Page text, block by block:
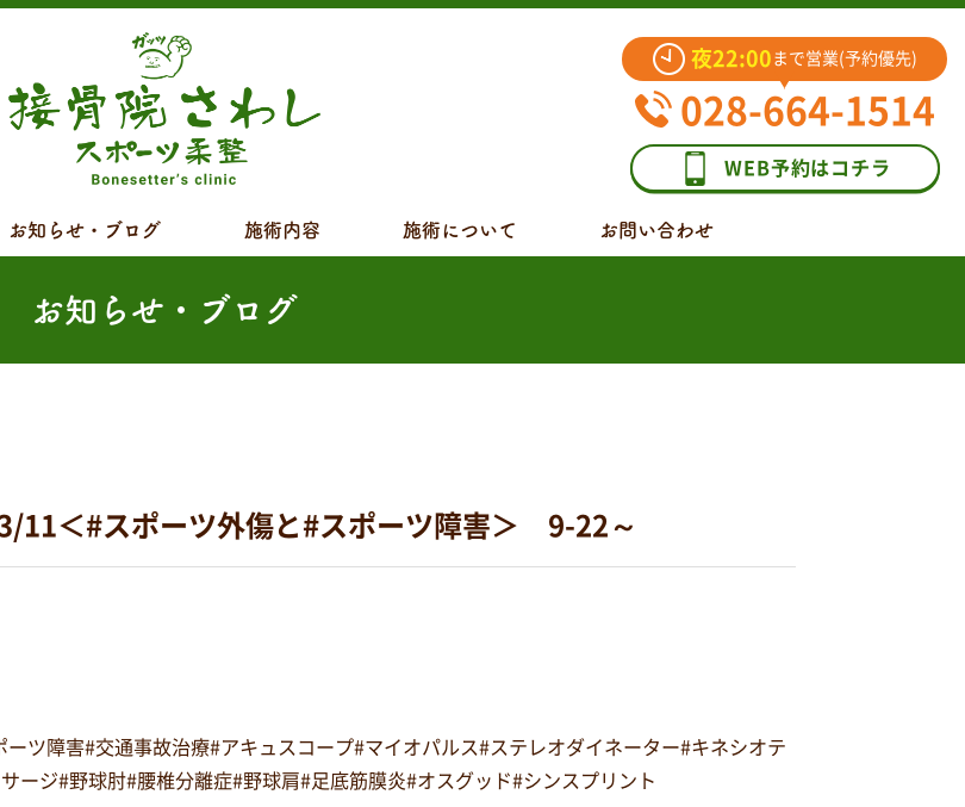
夜22:00 まで営業(予約優先)
028-664-1514
WEB予約はコチラ
お知らせ・ブログ 施術内容 施術について お問い合わせ
お知らせ・ブログ
＜#スポーツ外傷と#スポーツ障害＞ 9-22～
ツ障害#交通事故治療#アキュスコープ#マイオパルス#ステレオダイネーター#キネシオテ
ージ#野球肘#腰椎分離症#野球肩#足底筋膜炎#オスグッド#シンスプリント